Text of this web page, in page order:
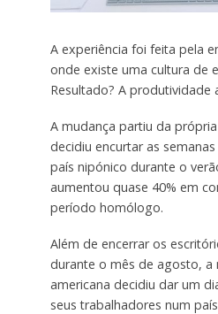
A experiência foi feita pela
onde existe uma cultura de
Resultado? A produtividade
A mudança partiu da
decidiu encurtar as
país nipónico durante o
aumentou quase 40% em
período homólogo.
Além de encerrar os
durante o mês de agosto, a
americana decidiu dar um
seus trabalhadores num